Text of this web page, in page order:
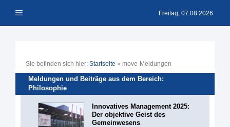
Inhalt Menü Freitag, 07.08.2026
Sie befinden sich hier: Startseite » move-Meldungen
Meldungen und Beiträge aus dem Bereich:
Philosophie
Innovatives Management 2025:
Der objektive Geist des
Gemeinwesens